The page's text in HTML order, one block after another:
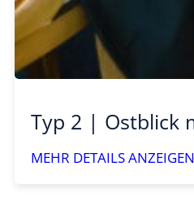
Typ 2 | Ostblick
MEHR DETAILS ANZEIGEN